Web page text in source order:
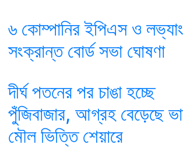
৬ কোম্পানির ইপিএস ও
সংক্রান্ত বোর্ড সভা ঘোষণা
দীর্ঘ পতনের পর চাঙা হচ্ছে
পুঁজিবাজার, আগ্রহ বেড়েছে
মৌল ভিত্তি শেয়ারে